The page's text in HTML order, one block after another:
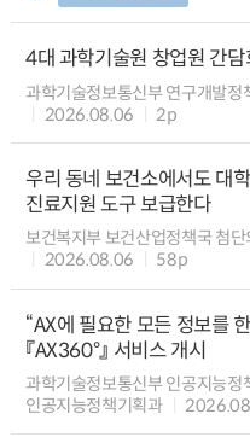
4대 과학기술원 창업원 간담
과학기술정보통신부 연구개발
2026.08.06
2p
우리 동네 보건소에서도 대
진료지원 도구 보급한다
보건복지부 보건산업정책국 첨
2026.08.06
58p
“AX에 필요한 모든 정보를
『AX360°』 서비스 개시
과학기술정보통신부 인공지능정
인공지능정책기획과